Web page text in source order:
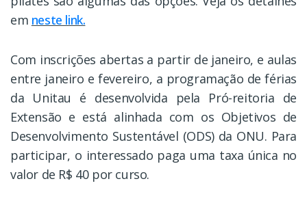
em neste link.
Com inscrições abertas a partir de janeiro, e aulas
entre janeiro e fevereiro, a programação de férias
da Unitau é desenvolvida pela Pró-reitoria de
Extensão e está alinhada com os Objetivos de
Desenvolvimento Sustentável (ODS) da ONU. Para
participar, o interessado paga uma taxa única no
valor de R$ 40 por curso.